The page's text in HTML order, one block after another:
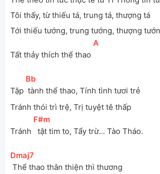
Tôi thấy, từ thiếu tá, trung tá, thượng tá
Tới thiếu tướng, trung tướng, thượng
Tất thảy thích thể thao
[
A
Tập
[Bb
tành thể thao, Tính tình tươi trẻ
Tránh thói trì trệ, Trị tuyệt tê thấp
Tránh
[F#m
  tật tim to, Tẩy trừ... Tào Tháo.
[Dmaj7
Thể thao thân thiện thì thương